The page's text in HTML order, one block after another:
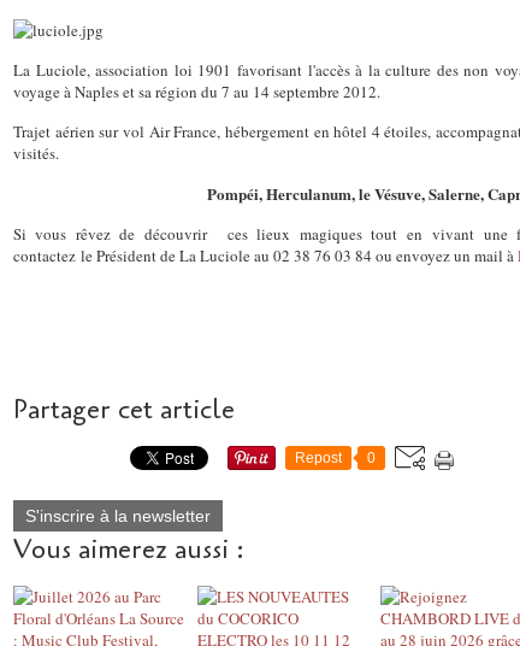
La Luciole, association loi 1901 favorisant l'accès à la culture des non
voyage à Naples et sa région du 7 au 14 septembre 2012.
Trajet aérien sur vol Air France, hébergement en hôtel 4 étoiles,
visités.
Pompéi, Herculanum, le Vésuve, Salerne,
Si vous rêvez de découvrir ces lieux magiques tout en vivant une
contactez le Président de La Luciole au 02 38 76 03 84 ou envoyez un mail à
Partager cet article
Repost 0
S'inscrire à la newsletter
Vous aimerez aussi :